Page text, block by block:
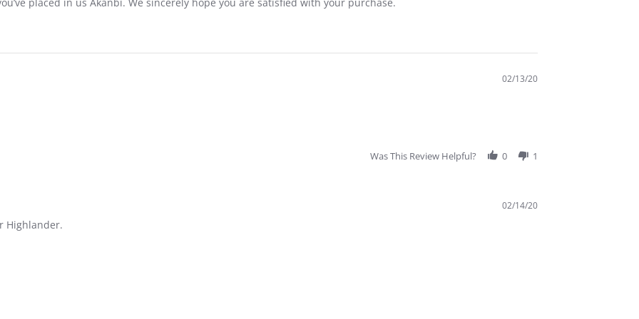
02/13/20
Was This Review Helpful? 0 1
02/14/20
Highlander.